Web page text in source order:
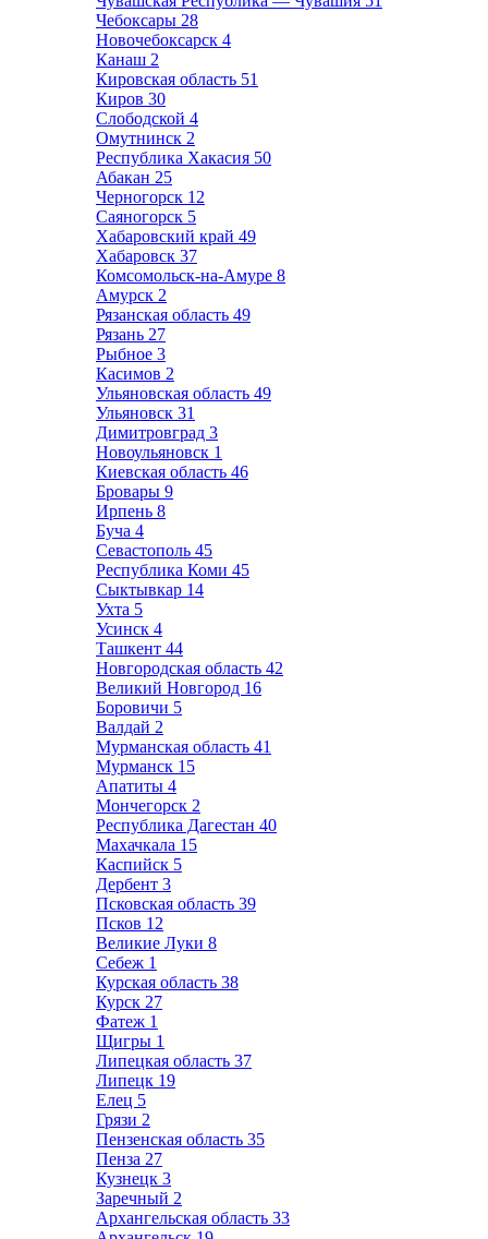
Чебоксары 28
Новочебоксарск 4
Канаш 2
Кировская область 51
Киров 30
Слободской 4
Омутнинск 2
Республика Хакасия 50
Абакан 25
Черногорск 12
Саяногорск 5
Хабаровский край 49
Хабаровск 37
Комсомольск-на-Амуре 8
Амурск 2
Рязанская область 49
Рязань 27
Рыбное 3
Касимов 2
Ульяновская область 49
Ульяновск 31
Димитровград 3
Новоульяновск 1
Киевская область 46
Бровары 9
Ирпень 8
Буча 4
Севастополь 45
Республика Коми 45
Сыктывкар 14
Ухта 5
Усинск 4
Ташкент 44
Новгородская область 42
Великий Новгород 16
Боровичи 5
Валдай 2
Мурманская область 41
Мурманск 15
Апатиты 4
Мончегорск 2
Республика Дагестан 40
Махачкала 15
Каспийск 5
Дербент 3
Псковская область 39
Псков 12
Великие Луки 8
Себеж 1
Курская область 38
Курск 27
Фатеж 1
Щигры 1
Липецкая область 37
Липецк 19
Елец 5
Грязи 2
Пензенская область 35
Пенза 27
Кузнецк 3
Заречный 2
Архангельская область 33